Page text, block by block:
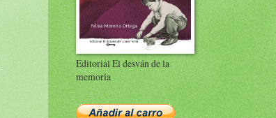
Editorial El desván de la
memoria